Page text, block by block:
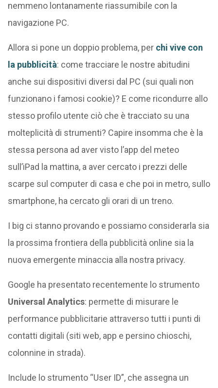
nemmeno lontanamente riassumibile con la
navigazione PC.
Allora si pone un doppio problema, per chi vive con
la pubblicità: come tracciare le nostre abitudini
anche sui dispositivi diversi dal PC (sui quali non
funzionano i famosi cookie)? E come ricondurre allo
stesso profilo utente ciò che è tracciato su una
molteplicità di strumenti? Capire insomma che è la
stessa persona ad aver visto l’app del meteo
sull’iPad la mattina, a aver cercato i prezzi delle
scarpe sul computer di casa e che poi in metro, sullo
smartphone, ha cercato gli orari di un treno.
I big ci stanno provando e possiamo considerarla sia
la prossima frontiera della pubblicità online sia la
nuova emergente minaccia alla nostra privacy.
Google ha presentato recentemente lo strumento
Universal Analytics: permette di misurare le
performance pubblicitarie attraverso tutti i punti di
contatti digitali (siti web, app e persino chioschi,
colonnine in strada).
Include lo strumento “User ID”, che assegna un